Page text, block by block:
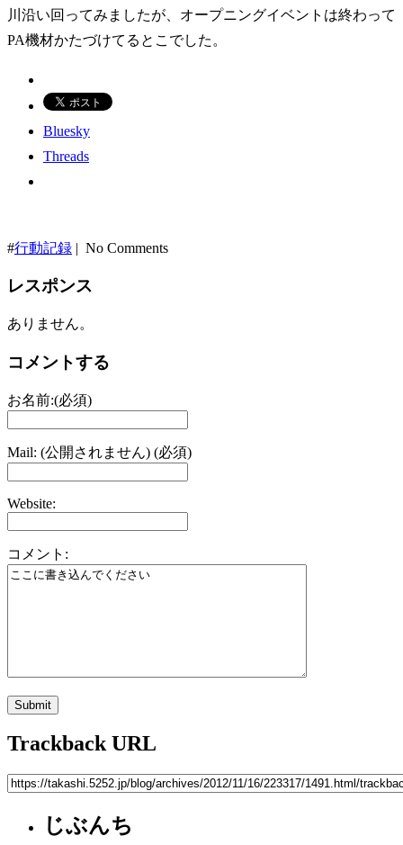
川沿い回ってみましたが、オープニングイベントは終わって
PA機材かたづけてるとこでした。
Bluesky
Threads
#行動記録 | No Comments
レスポンス
ありません。
コメントする
お名前:(必須)
Mail: (公開されません) (必須)
Website:
コメント:
Trackback URL
じぶんち